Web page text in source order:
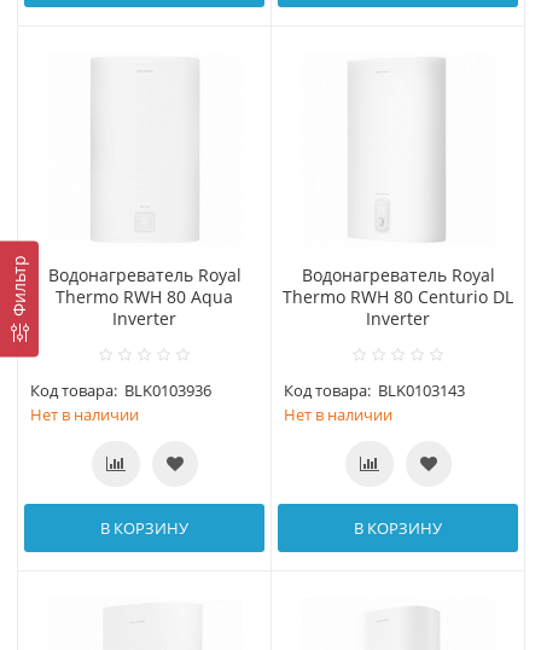
Фильтр
Водонагреватель Royal
Thermo RWH 80 Aqua
Inverter
Код товара: BLK0103936
Нет в наличии
В КОРЗИНУ
Водонагреватель Royal
Thermo RWH 80 Centurio DL
Inverter
Код товара: BLK0103143
Нет в наличии
В КОРЗИНУ